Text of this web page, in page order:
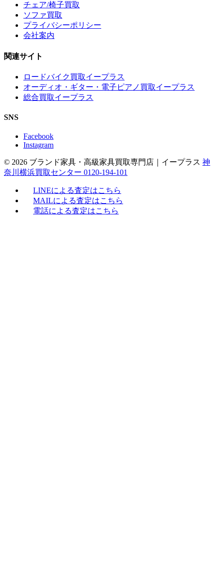
チェア/椅子買取
ソファ買取
プライバシーポリシー
会社案内
関連サイト
ロードバイク買取イープラス
オーディオ・ギター・電子ピアノ買取イープラス
総合買取イープラス
SNS
Facebook
Instagram
© 2026 ブランド家具・高級家具買取専門店｜イープラス 神
奈川横浜買取センター 0120-194-101
LINEによる査定はこちら
MAILによる査定はこちら
電話による査定はこちら